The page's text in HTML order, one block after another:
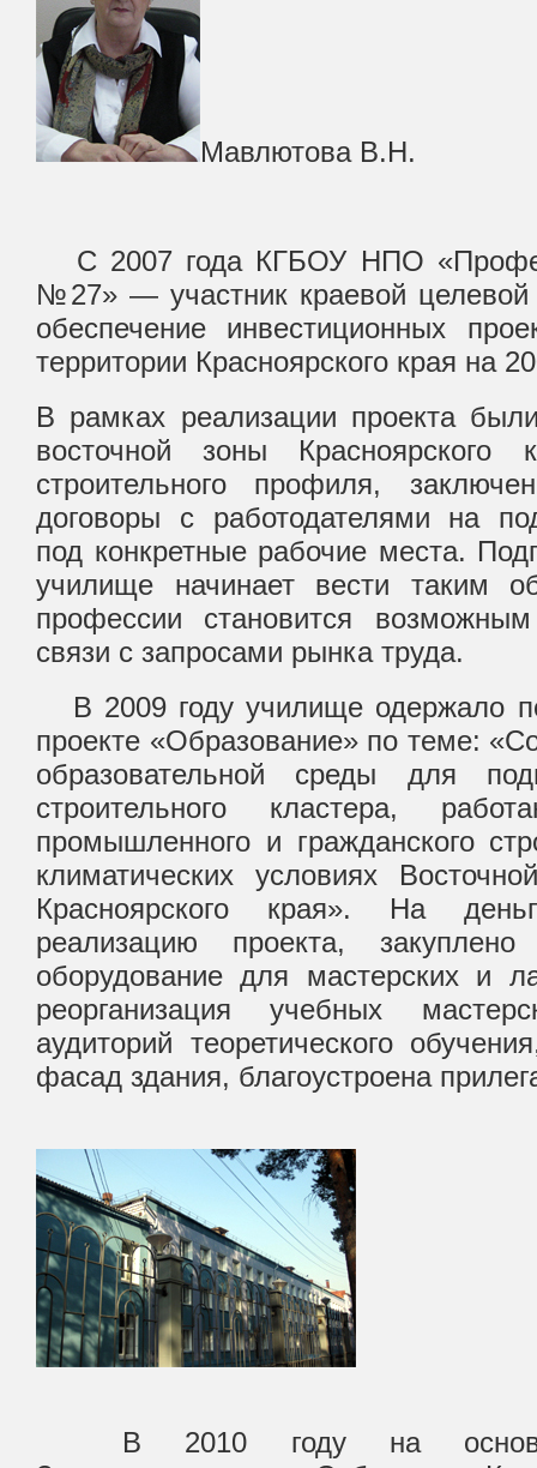
Мавлютова В.Н.
С 2007 года КГБОУ НПО
№27» — участник краевой
обеспечение инвестиционных
территории Красноярского края на
В рамках реализации проекта
восточной зоны Красноярского
строительного профиля,
договоры с работодателями на
под конкретные рабочие места.
училище начинает вести таким
профессии становится
связи с запросами рынка труда.
В 2009 году училище одержало
проекте «Образование» по теме:
образовательной среды для
строительного кластера,
промышленного и гражданского
климатических условиях
Красноярского края». На
реализацию проекта,
оборудование для мастерских и
реорганизация учебных
аудиторий теоретического
фасад здания, благоустроена
В 2010 году на